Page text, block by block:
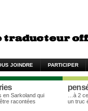
JOINDRE PARTICIPER
en Sarkoland qui
racontées
…à 2
un truc